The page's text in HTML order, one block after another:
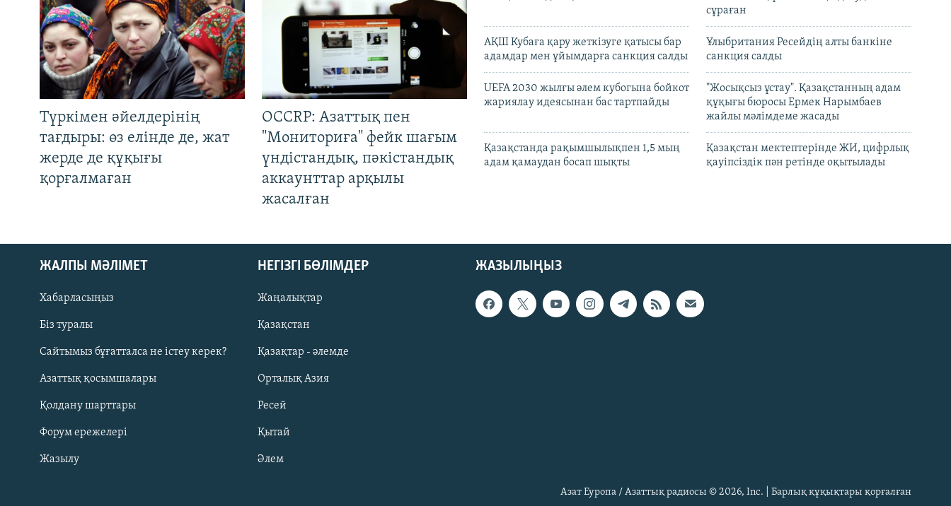
Русский
ЖАЗЫЛЫҢЫЗ
Түркімен әйелдерінің
тағдыры: өз елінде де, жат
жерде де құқығы
қорғалмаған
OCCRP: Азаттық пен
"Мониториға" фейк шағым
үндістандық, пәкістандық
аккаунттар арқылы
жасалған
сұраған
АҚШ Кубаға қару жеткізуге қатысы бар
адамдар мен ұйымдарға санкция салды
Ұлыбритания Ресейдің алты банкіне
санкция салды
UEFA 2030 жылғы әлем кубогына бойкот
жариялау идеясынан бас тартпайды
"Жосықсыз ұстау". Қазақстанның адам
құқығы бюросы Ермек Нарымбаев
жайлы мәлімдеме жасады
Қазақстанда рақымшылықпен 1,5 мың
адам қамаудан босап шықты
Қазақстан мектептерінде ЖИ, цифрлық
қауіпсіздік пән ретінде оқытылады
ЖАЗЫЛЫҢЫЗ
ЖАЛПЫ МӘЛІМЕТ
Хабарласыңыз
Біз туралы
Сайтымыз бұғатталса не істеу керек?
Азаттық қосымшалары
Қолдану шарттары
Форум ережелері
Жазылу
НЕГІЗГІ БӨЛІМДЕР
Жаңалықтар
Қазақстан
Қазақтар - әлемде
Орталық Азия
Ресей
Қытай
Әлем
Азат Еуропа / Азаттық радиосы © 2026, Inc. | Барлық құқықтары қорғалған